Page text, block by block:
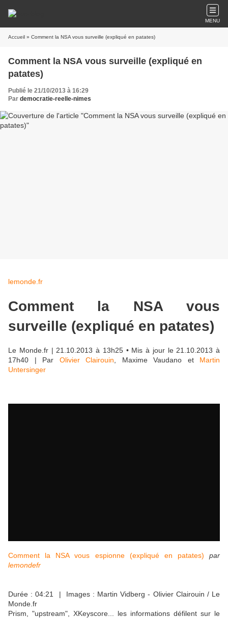
MENU
Accueil » Comment la NSA vous surveille (expliqué en patates)
Comment la NSA vous surveille (expliqué en
patates)
Publié le 21/10/2013 à 16:29
Par democratie-reelle-nimes
lemonde.fr
Comment la NSA vous
surveille (expliqué en patates)
Le Monde.fr| 21.10.2013 à 13h25 • Mis à jour le 21.10.2013 à
17h40 | Par Olivier Clairouin , Maxime Vaudano et Martin
Untersinger
Comment la NSA vous espionne (expliqué en patates)
par
lemondefr
Durée :04:21
| Images : Martin Vidberg - Olivier Clairouin / Le
Monde.fr
Prism, "upstream", XKeyscore... les informations défilent sur le